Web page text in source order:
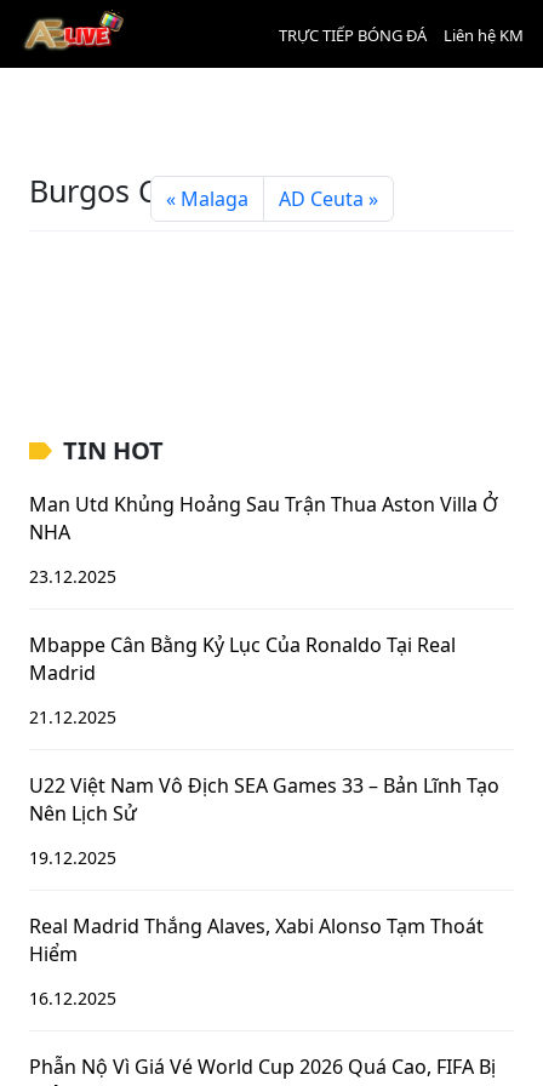
TRỰC TIẾP BÓNG ĐÁ Liên hệ KM
Burgos CF Malaga AD Ceuta
TIN HOT
Man Utd Khủng Hoảng Sau Trận Thua Aston Villa Ở
NHA
23.12.2025
Mbappe Cân Bằng Kỷ Lục Của Ronaldo Tại Real
Madrid
21.12.2025
U22 Việt Nam Vô Địch SEA Games 33 – Bản Lĩnh Tạo
Nên Lịch Sử
19.12.2025
Real Madrid Thắng Alaves, Xabi Alonso Tạm Thoát
Hiểm
16.12.2025
Phẫn Nộ Vì Giá Vé World Cup 2026 Quá Cao, FIFA Bị